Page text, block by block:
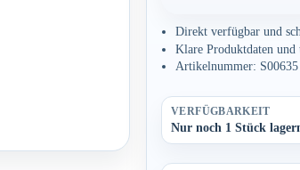
Direkt verfügbar und
Klare Produktdaten und
Artikelnummer: S00635
VERFÜGBARKEIT
Nur noch 1 Stück